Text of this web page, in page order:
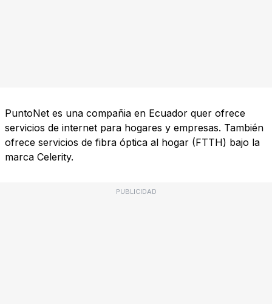
PuntoNet es una compañia en Ecuador quer ofrece
servicios de internet para hogares y empresas. También
ofrece servicios de fibra óptica al hogar (FTTH) bajo la
marca Celerity.
PUBLICIDAD